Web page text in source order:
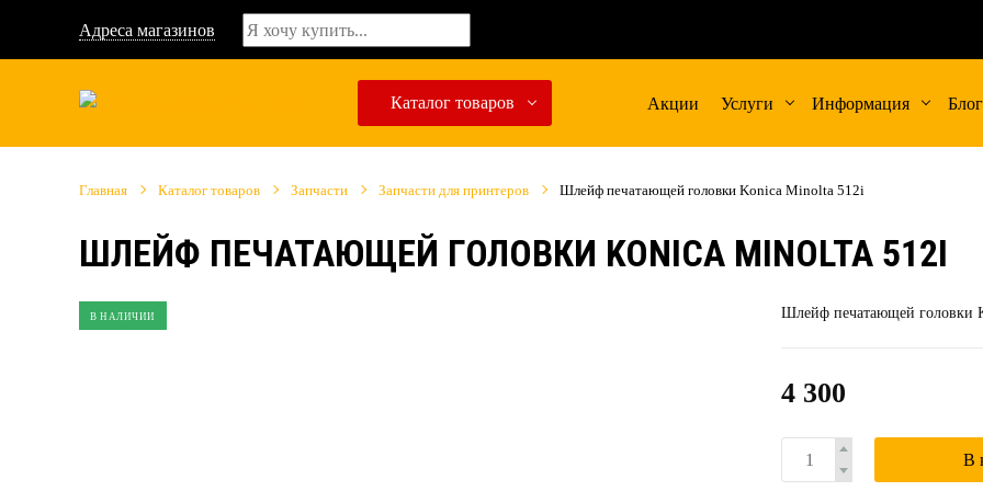
Адреса магазинов
Каталог товаров Акции Услуги Информация Блог
Главная Каталог товаров Запчасти Запчасти для принтеров Шлейф печатающей головки Konica Minolta 512i
ШЛЕЙФ ПЕЧАТАЮЩЕЙ ГОЛОВКИ KONICA MINOLTA 512I
В НАЛИЧИИ Шлейф печатающей головки
4 300
В